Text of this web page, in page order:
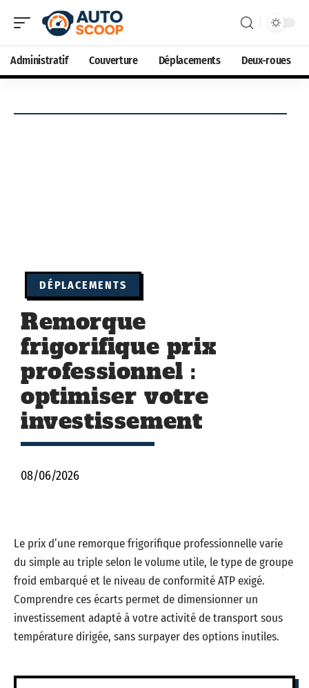
Administratif Couverture Déplacements Deux-roues
DÉPLACEMENTS
Remorque
frigorifique prix
professionnel :
optimiser votre
investissement
08/06/2026
Le prix d’une remorque frigorifique professionnelle varie
du simple au triple selon le volume utile, le type de groupe
froid embarqué et le niveau de conformité ATP exigé.
Comprendre ces écarts permet de dimensionner un
investissement adapté à votre activité de transport sous
température dirigée, sans surpayer des options inutiles.